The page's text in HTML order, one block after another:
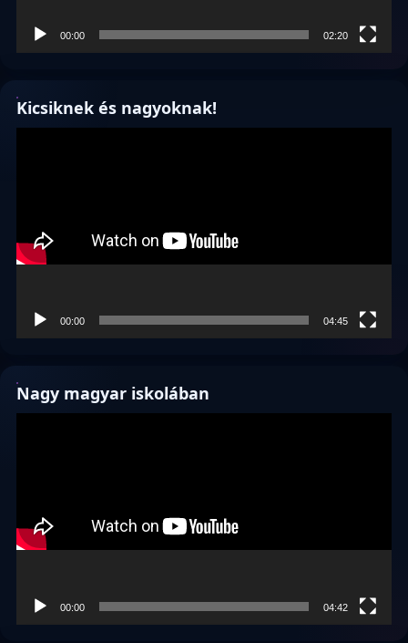
00:00 02:20
Kicsiknek és nagyoknak!
00:00 04:45
Nagy magyar iskolában
00:00 04:42